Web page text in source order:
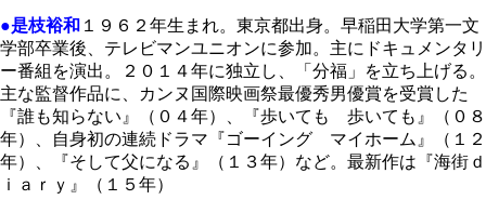
●是枝裕和 １９６２年生まれ。東京都出身。早稲田大学第一文
学部卒業後、テレビマンユニオンに参加。主にドキュメンタリ
ー番組を演出。２０１４年に独立し、「分福」を立ち上げる。
主な監督作品に、カンヌ国際映画祭最優秀男優賞を受賞した
『誰も知らない』（０４年）、『歩いても 歩いても』（０８
年）、自身初の連続ドラマ『ゴーイング マイホーム』（１２
年）、『そして父になる』（１３年）など。最新作は『海街ｄ
ｉａｒｙ』（１５年）